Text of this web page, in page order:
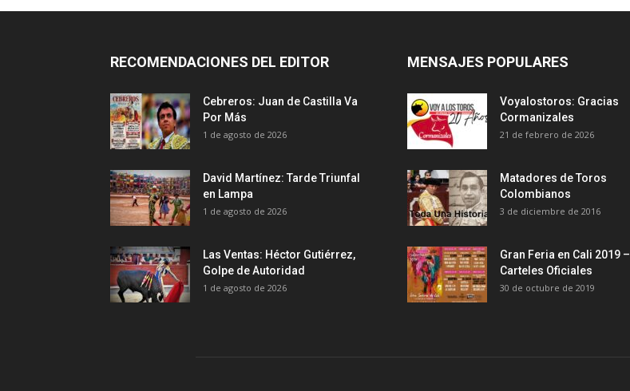
RECOMENDACIONES DEL EDITOR
Cebreros: Juan de Castilla Va
Por Más
1 de agosto de 2026
David Martínez: Tarde Triunfal
en Lampa
1 de agosto de 2026
Las Ventas: Héctor Gutiérrez,
Golpe de Autoridad
1 de agosto de 2026
MENSAJES POPULARES
Voyalostoros: Gracias
Cormanizales
21 de febrero de 2026
Matadores de Toros
Colombianos
3 de diciembre de 2016
Gran Feria en Cali 2019 –
Carteles Oficiales
30 de octubre de 2019